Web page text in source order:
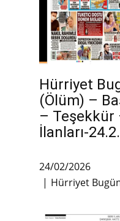
Hürriyet
(Ölüm) –
– Teşekkür
İlanları-
24/02/2026
Hürriyet